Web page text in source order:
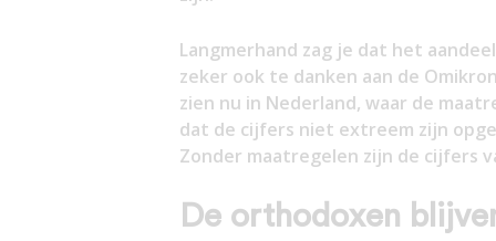
Langmerhand zag je dat het
zeker ook te danken aan de
zien nu in Nederland, waar de
dat de cijfers niet extreem zijn
Zonder maatregelen zijn de cijfers
De orthodoxen